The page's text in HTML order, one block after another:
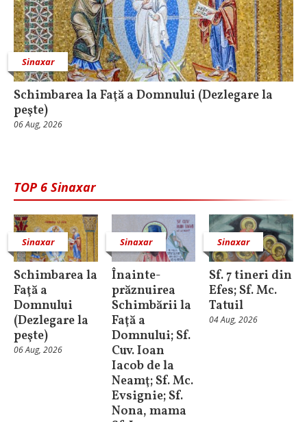
Sinaxar
Schimbarea la Faţă a Domnului (Dezlegare la
peşte)
06 Aug, 2026
TOP 6 Sinaxar
Sinaxar
Schimbarea la
Faţă a
Domnului
(Dezlegare la
peşte)
06 Aug, 2026
Sinaxar
Înainte-
prăznuirea
Schimbării la
Faţă a
Domnului; Sf.
Cuv. Ioan
Iacob de la
Neamţ; Sf. Mc.
Evsignie; Sf.
Nona, mama
Sinaxar
Sf. 7 tineri din
Efes; Sf. Mc.
Tatuil
04 Aug, 2026